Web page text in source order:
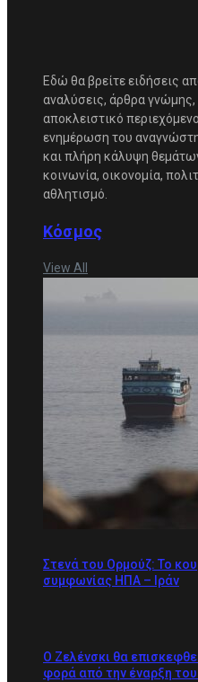
Εδώ θα βρείτε ειδήσεις
αναλύσεις, άρθρα γνώμης,
αποκλειστικό
ενημέρωση του
και πλήρη κάλυψη
κοινωνία, οικονομία,
αθλητισμό.
Κόσμος
View All
Στενά του Ορμούζ: Το
συμφωνίας ΗΠΑ – Ιράν
Ο Ζελένσκι θα
φορά από την έναρξη